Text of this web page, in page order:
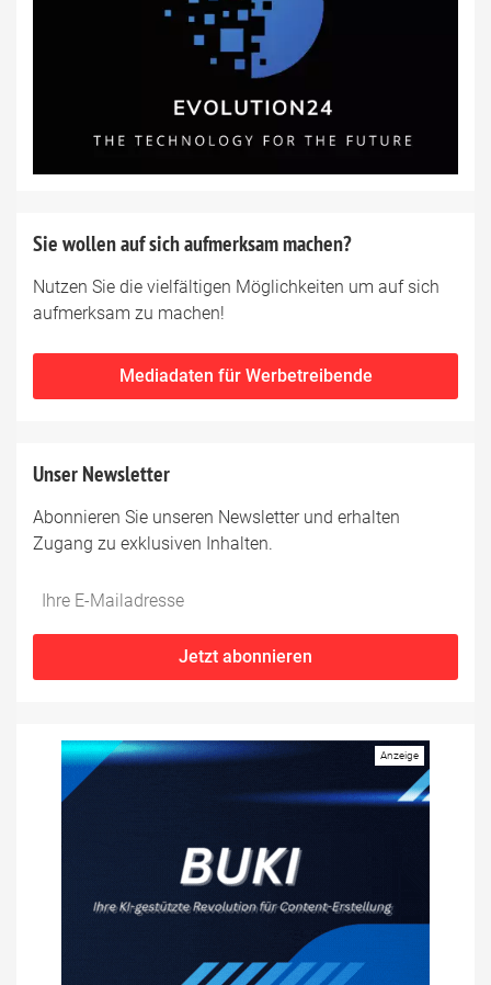
Sie wollen auf sich aufmerksam machen?
Nutzen Sie die vielfältigen Möglichkeiten um auf sich
aufmerksam zu machen!
Mediadaten für Werbetreibende
Unser Newsletter
Abonnieren Sie unseren Newsletter und erhalten
Zugang zu exklusiven Inhalten.
Do
fill
*Ihre
Mailadresse:
Jetzt abonnieren